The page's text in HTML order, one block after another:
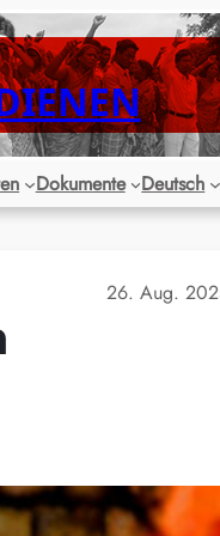
Dokumente Deutsch
26. Aug.